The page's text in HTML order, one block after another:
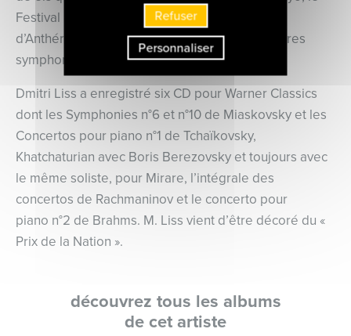
Festival Radio France Montpellier, La Roque
d’Anthéron, Europalia, le « Festival des orchestres
symphoniques du monde » à Moscou…
Dmitri Liss a enregistré six CD pour Warner Classics
dont les Symphonies n°6 et n°10 de Miaskovsky et les
Concertos pour piano n°1 de Tchaïkovsky,
Khatchaturian avec Boris Berezovsky et toujours avec
le même soliste, pour Mirare, l’intégrale des
concertos de Rachmaninov et le concerto pour
piano n°2 de Brahms. M. Liss vient d’être décoré du «
Prix de la Nation ».
découvrez tous les albums
de cet artiste
Refuser
Personnaliser